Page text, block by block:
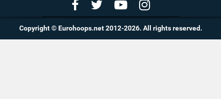
Copyright © Eurohoops.net 2012-2026. All rights reserved.